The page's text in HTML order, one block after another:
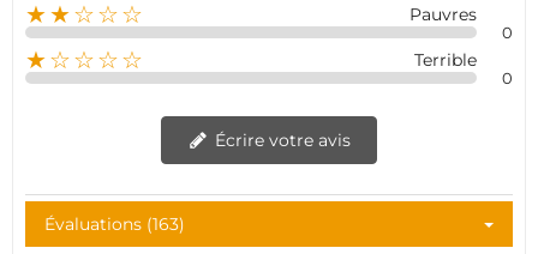
★★☆☆☆ Pauvres
0
★☆☆☆☆ Terrible
0
Écrire votre avis
Évaluations (163)